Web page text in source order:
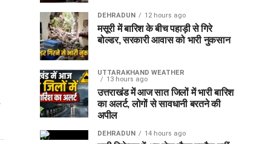
DEHRADUN 12 hours ago
मसूरी में बारिश के बीच पहाड़ी से गिरे
बोल्डर, सरकारी आवास को भारी नुकसान
UTTARAKHAND WEATHER
13 hours ago
उत्तराखंड में आज सात जिलों में भारी बारिश
का अलर्ट, लोगों से सावधानी बरतने की
अपील
DEHRADUN 14 hours ago